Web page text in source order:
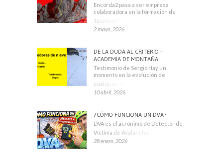
Encorda2 pasa a ser empresa
colaboradora en la formación de
Técnicos Deportivos
2 mayo, 2026
DE LA DUDA AL CRITERIO –
ACADEMIA DE MONTAÑA
Testimonio de Sergio Hay un
momento en la evolución de
cualquier montañero
10 abril, 2026
¿CÓMO FUNCIONA UN DVA?
DVA es el acrónimo de Detector de
Víctima de Avalancha. También se
28 enero, 2026